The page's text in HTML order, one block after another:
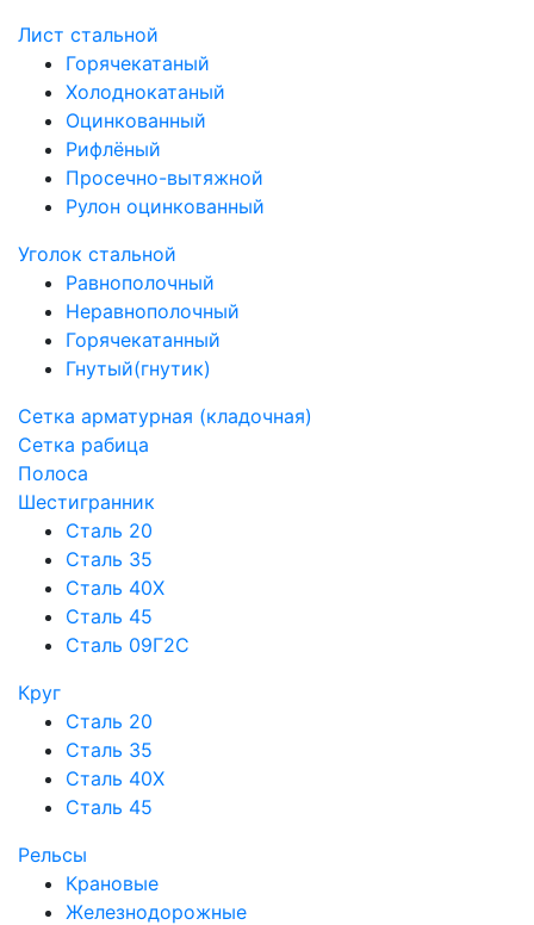
Лист стальной
Горячекатаный
Холоднокатаный
Оцинкованный
Рифлёный
Просечно-вытяжной
Рулон оцинкованный
Уголок стальной
Равнополочный
Неравнополочный
Горячекатанный
Гнутый(гнутик)
Сетка арматурная (кладочная)
Сетка рабица
Полоса
Шестигранник
Сталь 20
Сталь 35
Сталь 40Х
Сталь 45
Сталь 09Г2С
Круг
Сталь 20
Сталь 35
Сталь 40Х
Сталь 45
Рельсы
Крановые
Железнодорожные